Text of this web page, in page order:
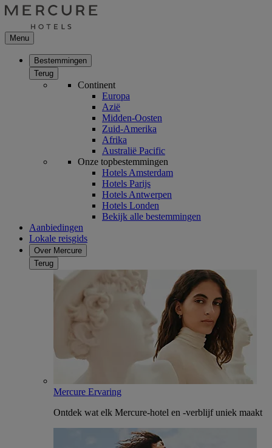
Menu
Bestemmingen
Terug
Continent
Europa
Azië
Midden-Oosten
Zuid-Amerika
Afrika
Australië Pacific
Onze topbestemmingen
Hotels Amsterdam
Hotels Parijs
Hotels Antwerpen
Hotels Londen
Bekijk alle bestemmingen
Aanbiedingen
Lokale reisgids
Over Mercure
Terug
Mercure Ervaring
Ontdek wat elk Mercure-hotel en -verblijf uniek maakt